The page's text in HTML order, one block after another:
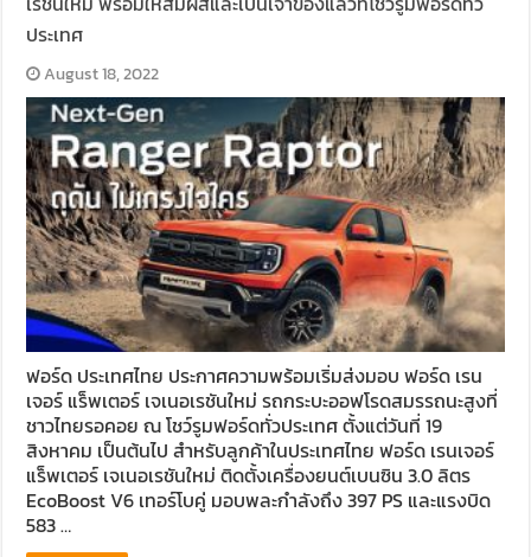
ประเทศ
August 18, 2022
ฟอร์ด ประเทศไทย ประกาศความพร้อมเริ่มส่งมอบ ฟอร์ด เรน
เจอร์ แร็พเตอร์ เจเนอเรชันใหม่ รถกระบะออฟโรดสมรรถนะสูงที่
ชาวไทยรอคอย ณ โชว์รูมฟอร์ดทั่วประเทศ ตั้งแต่วันที่ 19
สิงหาคม เป็นต้นไป สำหรับลูกค้าในประเทศไทย ฟอร์ด เรนเจอร์
แร็พเตอร์ เจเนอเรชันใหม่ ติดตั้งเครื่องยนต์เบนซิน 3.0 ลิตร
EcoBoost V6 เทอร์โบคู่ มอบพละกำลังถึง 397 PS และแรงบิด
583 …